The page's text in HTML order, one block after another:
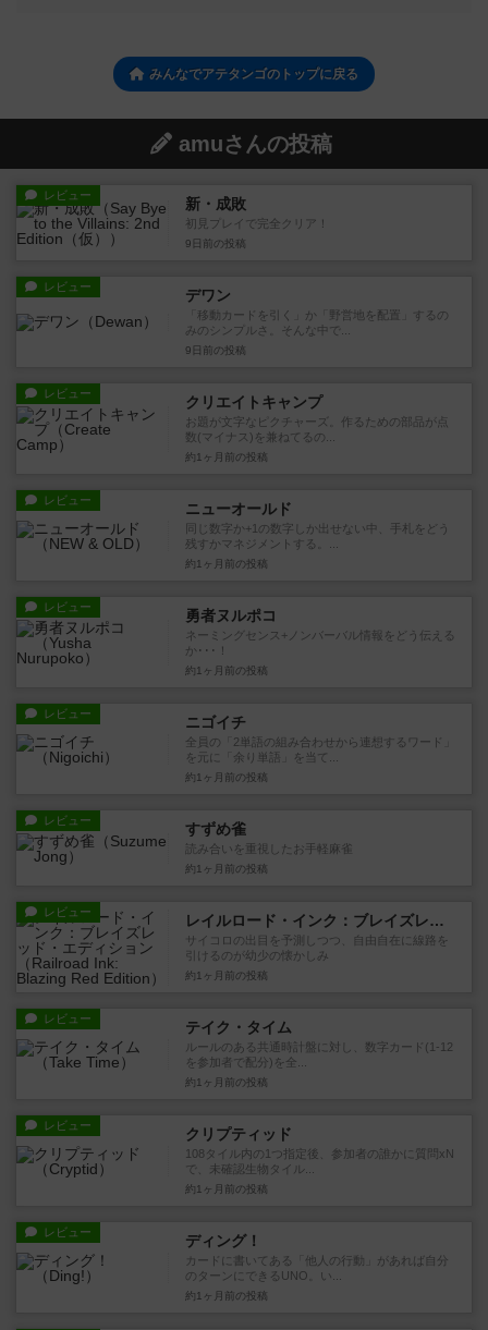
みんなでアテタンゴのトップに戻る
amuさんの投稿
レビュー 新・成敗
初見プレイで完全クリア！
9日前 の投稿
レビュー デワン
「移動カードを引く」か「野営地を配置」するの
みのシンプルさ。そんな中で...
9日前 の投稿
レビュー クリエイトキャンプ
お題が文字なピクチャーズ。作るための部品が点
数(マイナス)を兼ねてるの...
約1ヶ月前 の投稿
レビュー ニューオールド
同じ数字か+1の数字しか出せない中、手札をどう
残すかマネジメントする。...
約1ヶ月前 の投稿
レビュー 勇者ヌルポコ
ネーミングセンス+ノンバーバル情報をどう伝える
か･･･！
約1ヶ月前 の投稿
レビュー ニゴイチ
全員の「2単語の組み合わせから連想するワード」
を元に「余り単語」を当て...
約1ヶ月前 の投稿
レビュー すずめ雀
読み合いを重視したお手軽麻雀
約1ヶ月前 の投稿
レビュー レイルロード・インク：ブレイズレッド・エディション
サイコロの出目を予測しつつ、自由自在に線路を
引けるのが幼少の懐かしみ
約1ヶ月前 の投稿
レビュー テイク・タイム
ルールのある共通時計盤に対し、数字カード(1-12
を参加者で配分)を全...
約1ヶ月前 の投稿
レビュー クリプティッド
108タイル内の1つ指定後、参加者の誰かに質問xN
で、未確認生物タイル...
約1ヶ月前 の投稿
レビュー ディング！
カードに書いてある「他人の行動」があれば自分
のターンにできるUNO。い...
約1ヶ月前 の投稿